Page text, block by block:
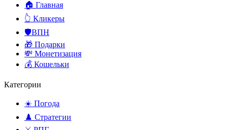
🏠 Главная
👆 Кликеры
🛡️ВПН
🎁 Подарки
💸 Монетизация
💰 Кошельки
Категории
☀️ Погода
♟️ Стратегии